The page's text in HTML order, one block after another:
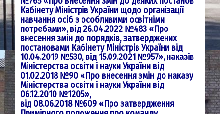
Кабінету Міністрів України щодо організації
навчання осіб з особливими освітніми
потребами»,від 26.04.2022 №483 «Про
внесення змін до порядків, затверджених
постановами Кабінету Міністрів України від
10.04.2019 №530, від 15.09.2021 №957»,наказів
Міністерства освіти і науки України від
01.02.2018 №90 «Про внесення змін до наказу
Міністерства освіти і науки України від
06.12.2010 №1205»,
від 08.06.2018 №609 «Про затвердження